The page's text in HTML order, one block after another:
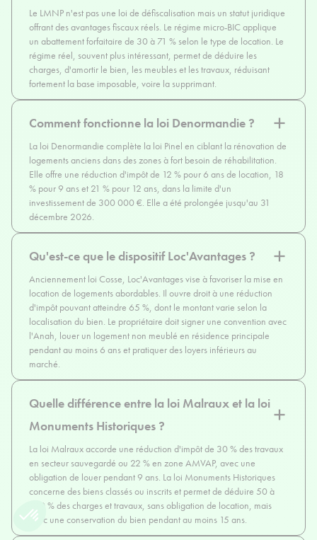
Le LMNP n'est pas une loi de défiscalisation mais un statut juridique
offrant des avantages fiscaux réels. Le régime micro-BIC applique
un abattement forfaitaire de 30 à 71 % selon le type de location. Le
régime réel, souvent plus intéressant, permet de déduire les
charges, d'amortir le bien, les meubles et les travaux, réduisant
fortement la base imposable, voire la supprimant.
Comment fonctionne la loi Denormandie ?
La loi Denormandie complète la loi Pinel en ciblant la rénovation de
logements anciens dans des zones à fort besoin de réhabilitation.
Elle offre une réduction d'impôt de 12 % pour 6 ans de location, 18
% pour 9 ans et 21 % pour 12 ans, dans la limite d'un
investissement de 300 000 €. Elle a été prolongée jusqu'au 31
décembre 2026.
Qu'est-ce que le dispositif Loc'Avantages ?
Anciennement loi Cosse, Loc'Avantages vise à favoriser la mise en
location de logements abordables. Il ouvre droit à une réduction
d'impôt pouvant atteindre 65 %, dont le montant varie selon la
localisation du bien. Le propriétaire doit signer une convention avec
l'Anah, louer un logement non meublé en résidence principale
pendant au moins 6 ans et pratiquer des loyers inférieurs au
marché.
Quelle différence entre la loi Malraux et la loi
Monuments Historiques ?
La loi Malraux accorde une réduction d'impôt de 30 % des travaux
en secteur sauvegardé ou 22 % en zone AMVAP, avec une
obligation de louer pendant 9 ans. La loi Monuments Historiques
concerne des biens classés ou inscrits et permet de déduire 50 à
100 % des charges et travaux, sans obligation de location, mais
avec une conservation du bien pendant au moins 15 ans.